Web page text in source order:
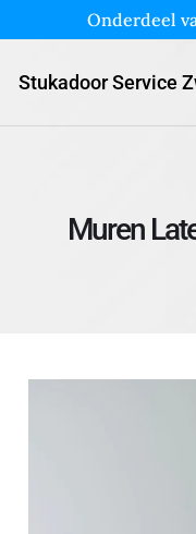
Onderdeel
Stukadoor Service
Muren